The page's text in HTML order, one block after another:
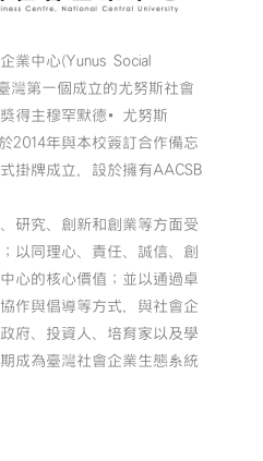
業中心(Yunus Social
灣第一個成立的尤努斯社會
得主穆罕默德•尤努斯
2014年與本校簽訂合作備忘
掛牌成立，設於擁有AACSB
研究、創新和創業等方面受
以同理心、責任、誠信、創
心的核心價值；並以通過卓
作與倡導等方式，與社會企
府、投資人、培育家以及學
成為臺灣社會企業生態系統